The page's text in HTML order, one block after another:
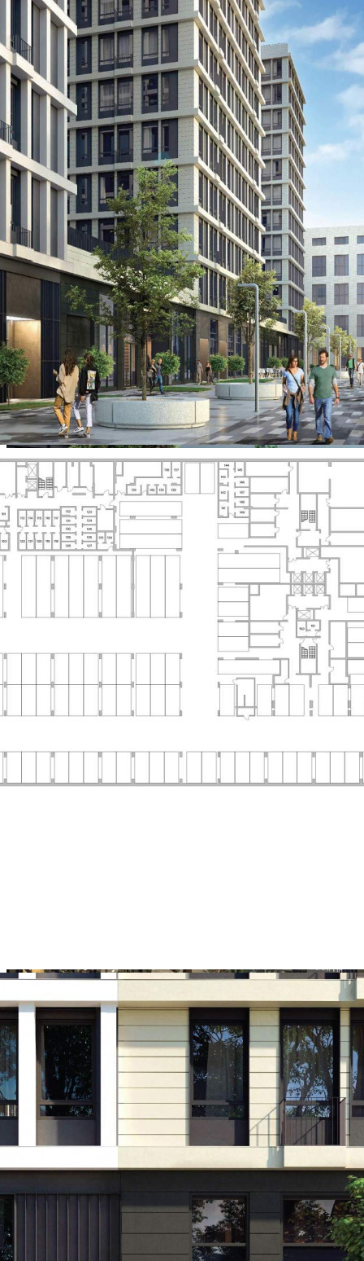
Предлагается
Продажа
Желаемый / подходящий вид деятельности
Не указано
Назначение
Не указано
Размер площади (м2)
3.8
Цена за помещение
1 018 557 руб.
О помещении